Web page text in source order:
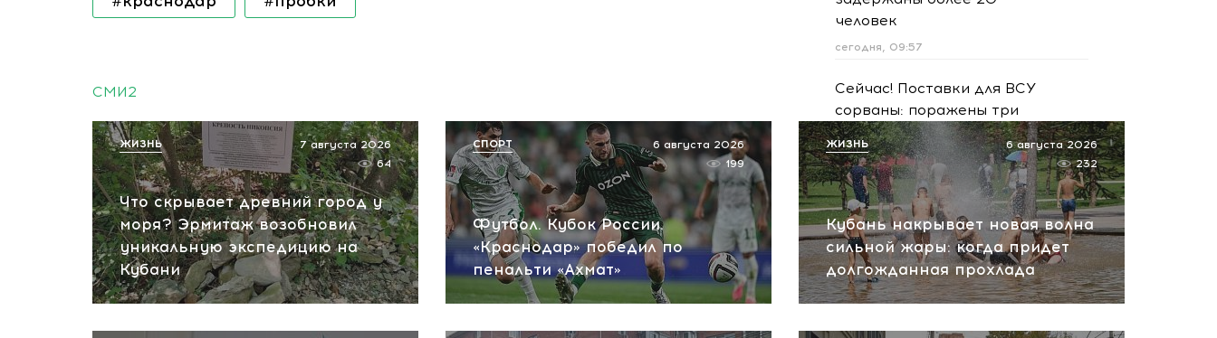
человек
сегодня, 09:57
Сейчас! Поставки для ВСУ
сорваны: поражены три
сухогруза и судно в порту
Николаева
сегодня, 09:18
СМИ2
Что скрывает древний город у
моря? Эрмитаж возобновил
уникальную экспедицию на
Кубани
7 августа 2026
64
ЖИЗНЬ
Футбол. Кубок России.
«Краснодар» победил по
пенальти «Ахмат»
6 августа 2026
199
СПОРТ
Кубань накрывает новая волна
сильной жары: когда придет
долгожданная прохлада
6 августа 2026
232
ЖИЗНЬ